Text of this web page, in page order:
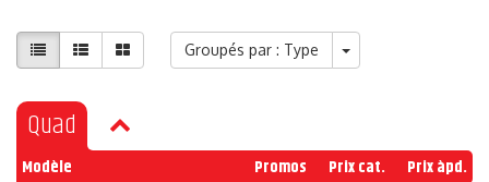
Groupés par : Type
Quad
Modèle Promos Prix cat. Prix àpd.